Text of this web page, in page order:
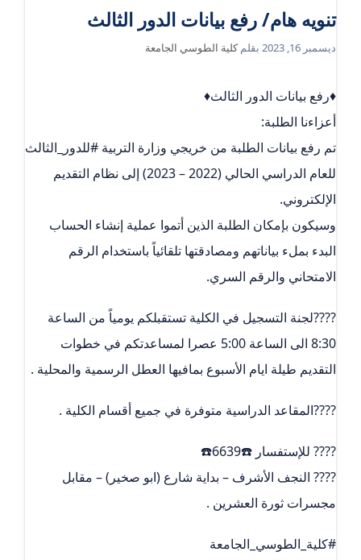
تنويه هام/ رفع بيانات الدور الثالث
ديسمبر 16, 2023 بقلمكلية الطوسي الجامعة
♦️رفع بيانات الدور الثالث♦️
أعزاءنا الطلبة:
تم رفع بيانات الطلبة من خريجي وزارة التربية #للدور_الثالث
للعام الدراسي الحالي (2022 – 2023) إلى نظام التقديم
الإلكتروني.
وسيكون بإمكان الطلبة الذين أتموا عملية إنشاء الحساب
البدء بملء بياناتهم ومصادقتها تلقائياً باستخدام الرقم
الامتحاني والرقم السري.
????لجنة التسجيل في الكلية تستقبلكم يومياً من الساعة
8:30 الى الساعة 5:00 عصرا لمساعدتكم في خطوات
التقديم طيلة ايام الأسبوع بمافيها العطل الرسمية والمحلية .
????المقاعد الدراسية متوفرة في جميع أقسام الكلية .
???? للإستفسار ☎️6639☎️
???? النجف الأشرف – بداية شارع (ابو صخير) – مقابل
مجسرات ثورة العشرين .
#كلية_الطوسي_الجامعة